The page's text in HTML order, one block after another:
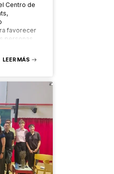
Centro de
favorecer
personas
LEER MÁS